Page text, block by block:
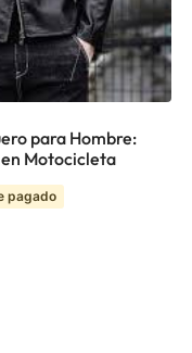
para Hombre:
Motocicleta
pagado